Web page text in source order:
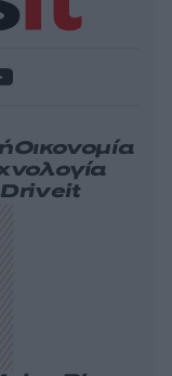
Οικονομία
Driveit